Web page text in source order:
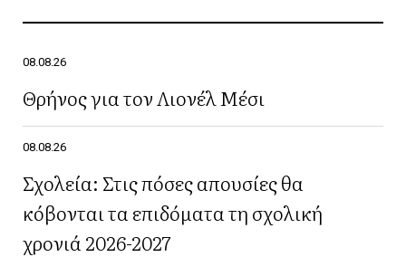
08.08.26
Θρήνος για τον Λιονέλ Μέσι
08.08.26
Σχολεία: Στις πόσες απουσίες θα
κόβονται τα επιδόματα τη σχολική
χρονιά 2026-2027